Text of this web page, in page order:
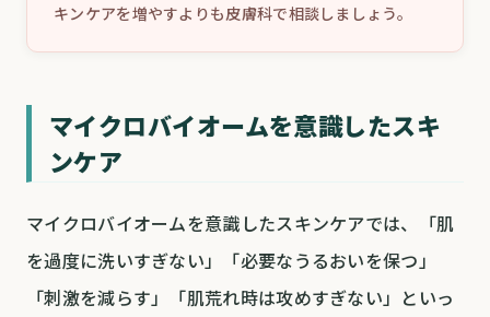
キンケアを増やすよりも皮膚科で相談しましょう。
マイクロバイオームを意識したスキ
ンケア
マイクロバイオームを意識したスキンケアでは、「肌
を過度に洗いすぎない」「必要なうるおいを保つ」
「刺激を減らす」「肌荒れ時は攻めすぎない」といっ